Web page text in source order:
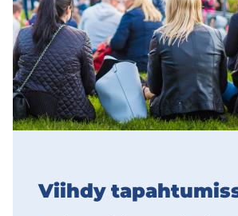
Viih­dy